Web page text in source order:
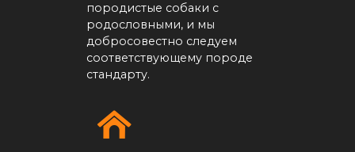
породистые собаки с
родословными, и мы
добросовестно следуем
соответствующему породе
стандарту.